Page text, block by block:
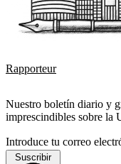
Rapporteur
Nuestro boletín diario y
imprescindibles sobre la
Introduce tu correo
Suscribir